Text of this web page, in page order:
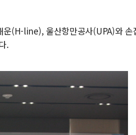
인제 용대리 계
강원 중·남
청양 밭에서
폭염에 車 운
운(H-line), 울산항만공사(UPA)와 손
.